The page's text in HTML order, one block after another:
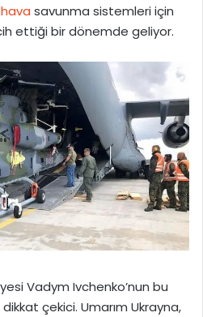
hava savunma sistemleri için
ettiği bir dönemde geliyor.
Vadym Ivchenko’nun bu
çekici. Umarım Ukrayna,